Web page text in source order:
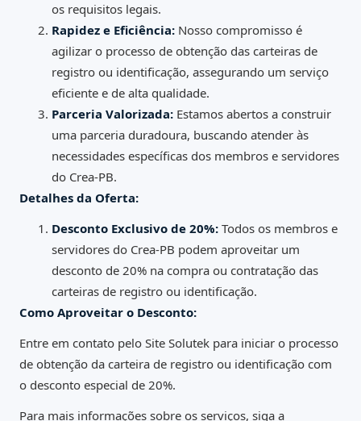
os requisitos legais.
Rapidez e Eficiência: Nosso compromisso é
agilizar o processo de obtenção das carteiras de
registro ou identificação, assegurando um serviço
eficiente e de alta qualidade.
Parceria Valorizada: Estamos abertos a construir
uma parceria duradoura, buscando atender às
necessidades específicas dos membros e servidores
do Crea-PB.
Detalhes da Oferta:
Desconto Exclusivo de 20%: Todos os membros e
servidores do Crea-PB podem aproveitar um
desconto de 20% na compra ou contratação das
carteiras de registro ou identificação.
Como Aproveitar o Desconto:
Entre em contato pelo Site Solutek para iniciar o processo
de obtenção da carteira de registro ou identificação com
o desconto especial de 20%.
Para mais informações sobre os serviços, siga a